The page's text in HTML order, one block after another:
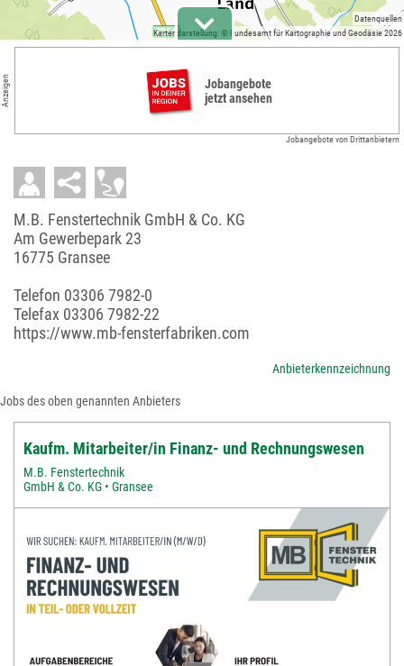
Kartendarstellung: © Bundesamt für Kartographie und Geodäsie 2026
Datenquellen
Anzeigen
Jobangebote
jetzt ansehen
Jobangebote von Drittanbietern
M.B. Fenstertechnik GmbH & Co. KG
Am Gewerbepark 23
16775 Gransee
Telefon 03306 7982-0
Telefax 03306 7982-22
https://www.mb-fensterfabriken.com
Anbieterkennzeichnung
Jobs des oben genannten Anbieters
Kaufm. Mitarbeiter/in Finanz- und Rechnungswesen
M.B. Fenstertechnik
GmbH & Co. KG • Gransee